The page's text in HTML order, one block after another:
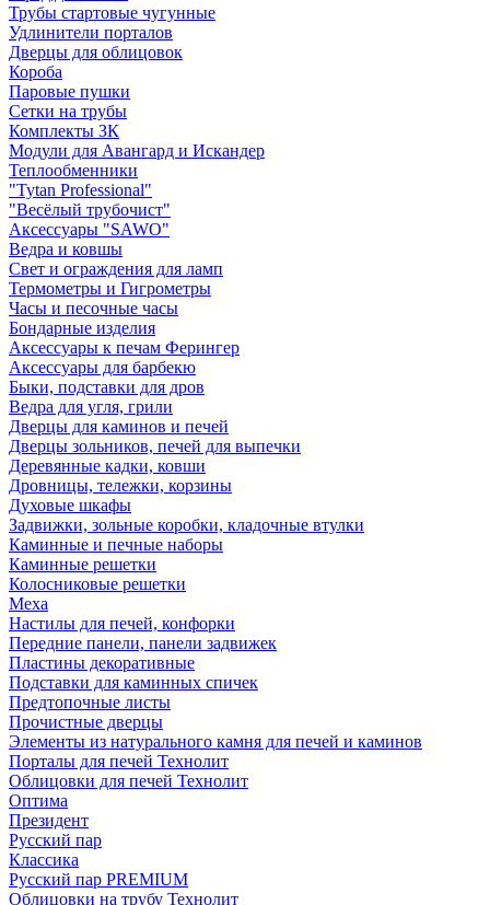
Трубы стартовые чугунные
Удлинители порталов
Дверцы для облицовок
Короба
Паровые пушки
Сетки на трубы
Комплекты ЗК
Модули для Авангард и Искандер
Теплообменники
"Tytan Professional"
"Весёлый трубочист"
Аксессуары "SAWO"
Ведра и ковшы
Свет и ограждения для ламп
Термометры и Гигрометры
Часы и песочные часы
Бондарные изделия
Аксессуары к печам Ферингер
Аксессуары для барбекю
Быки, подставки для дров
Ведра для угля, грили
Дверцы для каминов и печей
Дверцы зольников, печей для выпечки
Деревянные кадки, ковши
Дровницы, тележки, корзины
Духовые шкафы
Задвижки, зольные коробки, кладочные втулки
Каминные и печные наборы
Каминные решетки
Колосниковые решетки
Меха
Настилы для печей, конфорки
Передние панели, панели задвижек
Пластины декоративные
Подставки для каминных спичек
Предтопочные листы
Прочистные дверцы
Элементы из натурального камня для печей и каминов
Порталы для печей Технолит
Облицовки для печей Технолит
Оптима
Президент
Русский пар
Классика
Русский пар PREMIUM
Облицовки на трубу Технолит